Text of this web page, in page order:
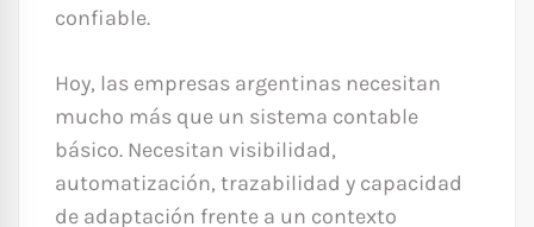
confiable.
Hoy, las empresas argentinas necesitan
mucho más que un sistema contable
básico. Necesitan visibilidad,
automatización, trazabilidad y capacidad
de adaptación frente a un contexto